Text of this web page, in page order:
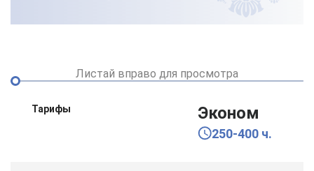
Листай вправо для просмотра
Тарифы Эконом
250-400 ч.